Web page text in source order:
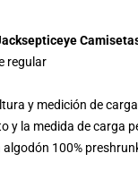
regular
y medición de
y la medida de carga
100%